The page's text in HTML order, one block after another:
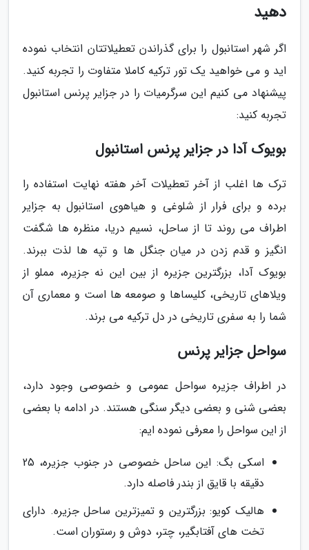
دهید
اگر شهر استانبول را برای گذراندن تعطیلاتتان انتخاب نموده
اید و می خواهید یک تور ترکیه کاملا متفاوت را تجربه کنید.
پیشنهاد می کنیم این سرگرمیات را در جزایر پرنس استانبول
تجربه کنید:
بویوک آدا در جزایر پرنس استانبول
ترک ها اغلب از آخر تعطیلات آخر هفته نهایت استفاده را
برده و برای فرار از شلوغی و هیاهوی استانبول به جزایر
اطراف می روند تا از ساحل، نسیم دریا، منظره ها شگفت
انگیز و قدم زدن در میان جنگل ها و تپه ها لذت ببرند.
بویوک آدا، بزرگترین جزیره از بین این نه جزیره، مملو از
ویلاهای تاریخی، کلیساها و صومعه ها است و معماری آن
شما را به سفری تاریخی در دل ترکیه می برند.
سواحل جزایر پرنس
در اطراف جزیره سواحل عمومی و خصوصی وجود دارد،
بعضی شنی و بعضی دیگر سنگی هستند. در ادامه با بعضی
از این سواحل را معرفی نموده ایم:
اسکی بگ: این ساحل خصوصی در جنوب جزیره، 25
دقیقه با قایق از بندر فاصله دارد.
هالیک کویو: بزرگترین و تمیزترین ساحل جزیره. دارای
تخت های آفتابگیر، چتر، دوش و رستوران است.